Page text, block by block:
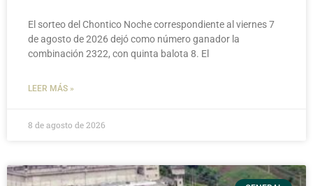
El sorteo del Chontico Noche correspondiente al viernes 7
de agosto de 2026 dejó como número ganador la
combinación 2322, con quinta balota 8. El
LEER MÁS »
8 de agosto de 2026